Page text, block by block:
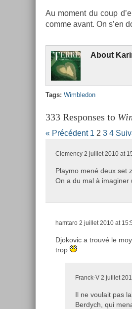
Au mo­ment du coup
comme avant. On s’en
About
Tags: Wimbledon
333 Responses to
« Précédent 1 2 3 4
Clemency 2 juillet 2010 at
Playmo mené deux set
On a du mal à imaginer
hamtaro 2 juillet 2010 at
Djokovic a trouvé le
trop
Franck-V 2 juillet
Il ne voulait pas
Berdych, qui